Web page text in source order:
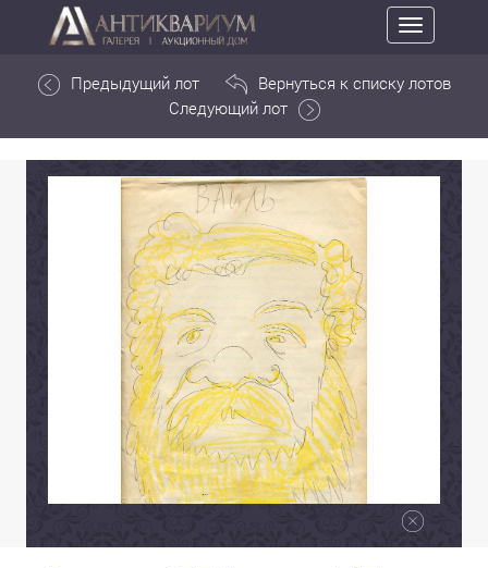
Toggle
navigation
Предыдущий лот
Вернуться к списку лотов
Следующий лот